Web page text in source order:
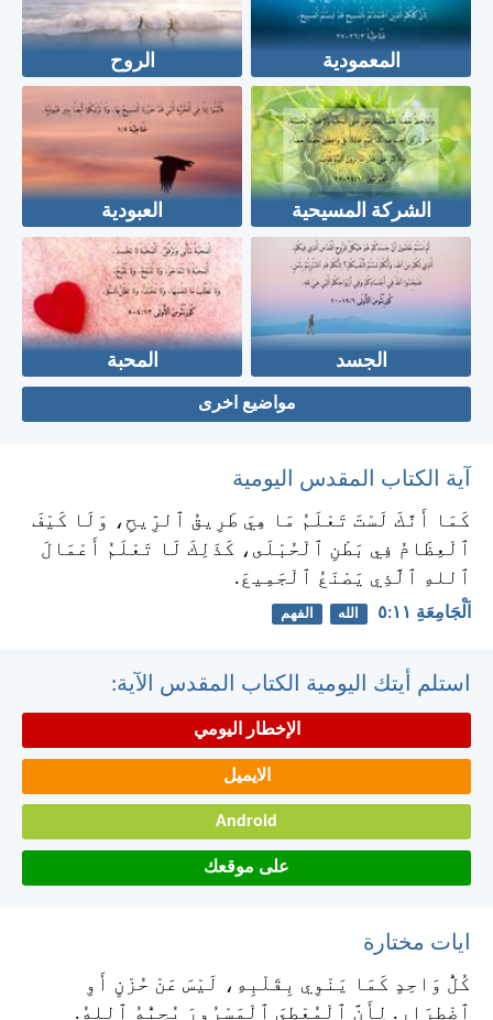
المعمودية الروح
الشركة المسيحية العبودية
الجسد المحبة
مواضيع اخرى
آية الكتاب المقدس اليومية
كَمَا أَنَّكَ لَسْتَ تَعْلَمُ مَا هِيَ طَرِيقُ ٱلرِّيحِ، وَلَا كَيْفَ
ٱلْعِظَامُ فِي بَطْنِ ٱلْحُبْلَى، كَذَلِكَ لَا تَعْلَمُ أَعْمَالَ
ٱللهِ ٱلَّذِي يَصْنَعُ ٱلْجَمِيعَ.
اَلْجَامِعَةِ ١١:‏٥ الله الفهم
استلم أيتك اليومية الكتاب المقدس الآية:
الإخطار اليومي
الايميل
Android
على موقعك
ايات مختارة
كُلُّ وَاحِدٍ كَمَا يَنْوِي بِقَلْبِهِ، لَيْسَ عَنْ حُزْنٍ أَوِ
ٱضْطِرَارٍ. لِأَنَّ ٱلْمُعْطِيَ ٱلْمَسْرُورَ يُحِبُّهُ ٱللهُ.